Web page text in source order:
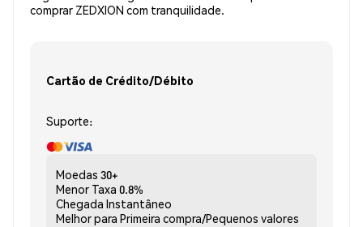
comprar ZEDXION com tranquilidade.
Cartão de Crédito/Débito
Suporte:
Moedas 30+
Menor Taxa 0.8%
Chegada Instantâneo
Melhor para Primeira compra/Pequenos valores